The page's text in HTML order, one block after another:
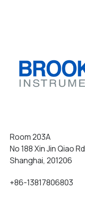
Room 203A
No 188 Xin Jin Qiao Rd
Shanghai, 201206
+86-13817806803